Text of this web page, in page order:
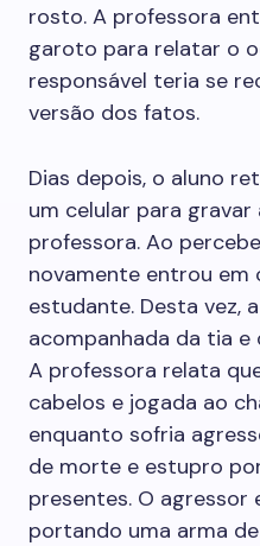
rosto. A professora
garoto para relatar o
responsável teria se
versão dos fatos.
Dias depois, o aluno
um celular para
professora. Ao
novamente entrou
estudante. Desta vez,
acompanhada da tia
A professora relata
cabelos e jogada ao
enquanto sofria
de morte e estupro
presentes. O agressor
portando uma arma